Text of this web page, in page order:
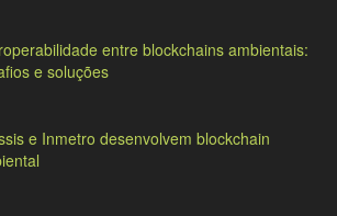
entre blockchains ambientais:
e soluções
e Inmetro desenvolvem blockchain